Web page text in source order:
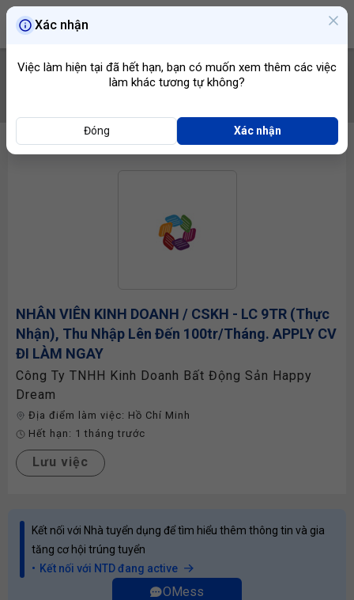
NHÂN VIÊN KINH DOANH / CSKH - LC 9TR (thực
Nhận), Thu Nhập Lên Đến 100tr/tháng. APPLY CV
ĐI LÀM NGAY
Công Ty TNHH Kinh Doanh Bất Động Sản Happy
Dream
Địa điểm làm việc: Hồ Chí Minh
Hết hạn: 1 tháng trước
Lưu việc
Kết nối với Nhà tuyển dụng để tìm hiểu thêm thông tin và gia
tăng cơ hội trúng tuyển
Kết nối với NTD đang active
OMess
Xác nhận
Việc làm hiện tại đã hết hạn, bạn có muốn xem thêm các việc
làm khác tương tự không?
Đóng Xác nhận